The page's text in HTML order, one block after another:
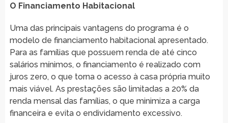
O Financiamento Habitacional
Uma das principais vantagens do programa é o
modelo de financiamento habitacional apresentado.
Para as famílias que possuem renda de até cinco
salários mínimos, o financiamento é realizado com
juros zero, o que torna o acesso à casa própria muito
mais viável. As prestações são limitadas a 20% da
renda mensal das famílias, o que minimiza a carga
financeira e evita o endividamento excessivo.